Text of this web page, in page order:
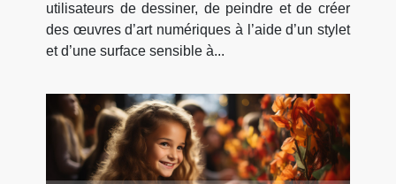
utilisateurs de dessiner, de peindre et de créer
des œuvres d’art numériques à l’aide d’un stylet
et d’une surface sensible à...